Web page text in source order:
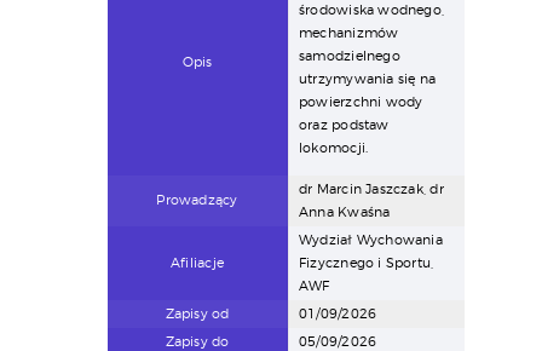
Opis
środowiska wodnego,
mechanizmów
samodzielnego
utrzymywania się na
powierzchni wody
oraz podstaw
lokomocji.
Prowadzący
dr Marcin Jaszczak, dr
Anna Kwaśna
Afiliacje
Wydział Wychowania
Fizycznego i Sportu,
AWF
Zapisy od
01/09/2026
Zapisy do
05/09/2026